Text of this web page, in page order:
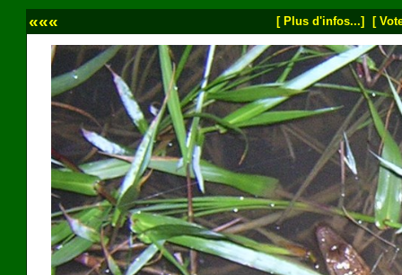
««« [ Plus d'infos...] [